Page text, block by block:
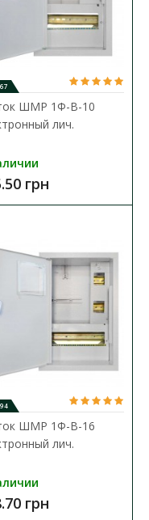
200х400х120
UV-стойк IP65 (
ШМР 1Ф-В-10
лич.
грн
ШМР 1Ф-В-16
лич.
грн